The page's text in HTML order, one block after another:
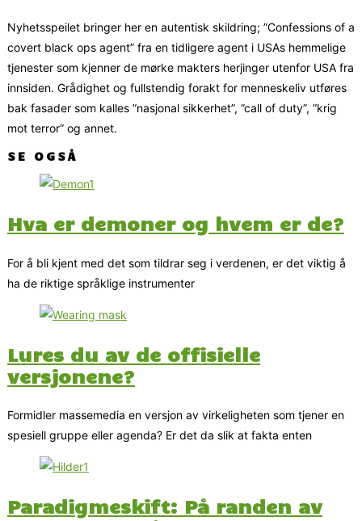
Nyhetsspeilet bringer her en autentisk skildring; ”Confessions of a
covert black ops agent” fra en tidligere agent i USAs hemmelige
tjenester som kjenner de mørke makters herjinger utenfor USA fra
innsiden. Grådighet og fullstendig forakt for menneskeliv utføres
bak fasader som kalles ”nasjonal sikkerhet”, ”call of duty”, ”krig
mot terror” og annet.
SE OGSÅ
Hva er demoner og hvem er de?
For å bli kjent med det som tildrar seg i verdenen, er det viktig å
ha de riktige språklige instrumenter
Lures du av de offisielle
versjonene?
Formidler massemedia en versjon av virkeligheten som tjener en
spesiell gruppe eller agenda? Er det da slik at fakta enten
Paradigmeskift: På randen av